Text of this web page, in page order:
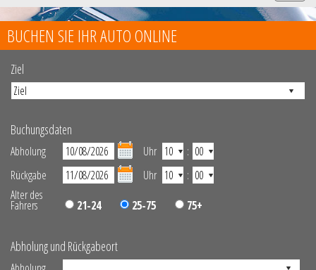
BUCHEN SIE IHR AUTO ONLINE
Ziel
Buchungsdaten
Abholung Uhr
:
Rückgabe
Uhr
:
Alter des
Fahrers 21-24 25-75 75+
Abholung und Rückgabeort